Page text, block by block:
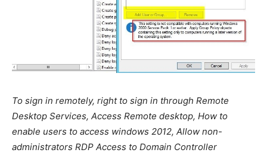
To sign in remotely, right to sign in through Remote
Desktop Services, Access Remote desktop, How to
enable users to access windows 2012, Allow non-
administrators RDP Access to Domain Controller